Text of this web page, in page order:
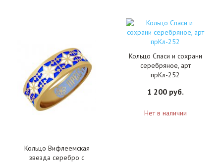
Кольцо Вифлеемская
звезда серебро с
Кольцо Спаси и сохрани
серебряное, арт
прКл-252
1 200 руб.
Нет в наличии